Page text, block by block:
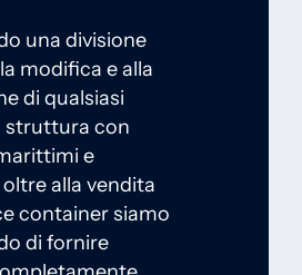
una divisione
modifica e alla
di qualsiasi
struttura con
e
alla vendita
container siamo
di fornire